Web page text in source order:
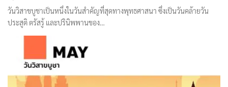
วันวิสาขบูชาเป็นหนึ่งในวันสำคัญที่สุดทางพุทธศาสนา ซึ่งเป็นวันคล้ายวัน
ประสูติ ตรัสรู้ และปรินิพพานของ…